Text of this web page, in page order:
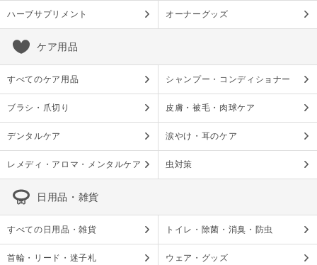
ハーブサプリメント オーナーグッズ
ケア用品
すべてのケア用品 シャンプー・コンディショナー
ブラシ・爪切り 皮膚・被毛・肉球ケア
デンタルケア 涙やけ・耳のケア
レメディ・アロマ・メンタルケア 虫対策
日用品・雑貨
すべての日用品・雑貨 トイレ・除菌・消臭・防虫
首輪・リード・迷子札 ウェア・グッズ